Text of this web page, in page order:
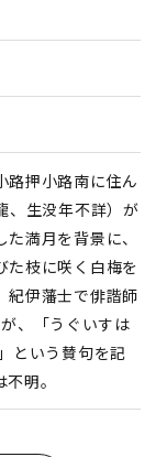
押小路南に住ん
、生没年不詳）が
満月を背景に、
た枝に咲く白梅を
紀伊藩士で俳諧師
、「うぐいすは
という賛句を記
明。